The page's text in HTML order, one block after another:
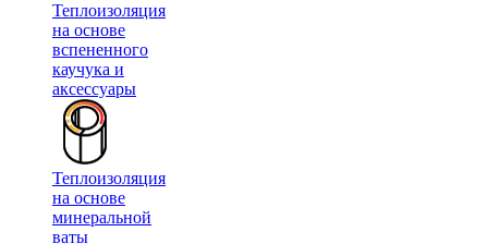
Теплоизоляция
на основе
вспененного
каучука и
аксессуары
Теплоизоляция
на основе
минеральной
ваты